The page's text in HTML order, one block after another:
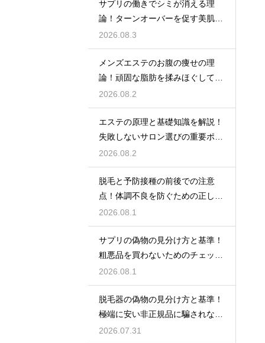
サプリの働きでシミが消える理
論！ターンオーバーを促す美肌の
秘密
2026.08.3
メンズエステのお腹の痩せの理
論！頑固な脂肪を揉みほぐして燃
焼をサポートする
2026.08.2
エステの原理と基礎知識を解説！
失敗しないサロン選びの重要ポイ
ント
2026.08.2
脱毛と予防接種の前後での注意
点！体調不良を防ぐための正しい
スケジュール
2026.08.1
サプリの偽物の見分け方と基準！
粗悪品を買わないためのチェック
術
2026.08.1
脱毛器の偽物の見分け方と基準！
極端に安い非正規品に騙されない
ための公式ショップでの購入
2026.07.31